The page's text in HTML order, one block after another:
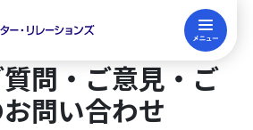
FP継続教育 IRIS Master
問・ご意見・ご
問い合わせ